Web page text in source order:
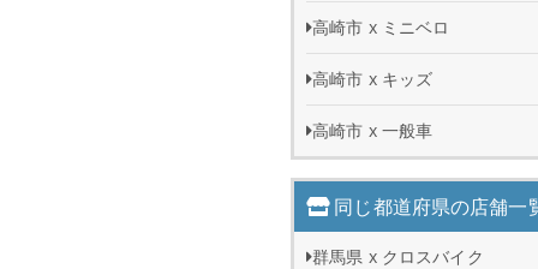
高崎市 x ミニベロ
高崎市 x キッズ
高崎市 x 一般車
同じ都道府県の店舗一
群馬県 x クロスバイク